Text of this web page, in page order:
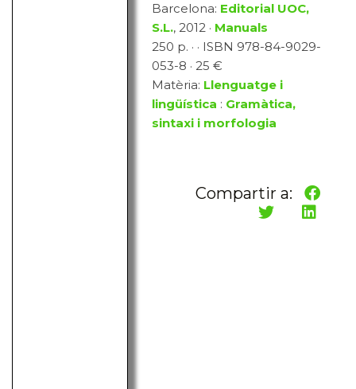
Barcelona: Editorial UOC,
S.L., 2012 · Manuals
250 p. · · ISBN 978-84-9029-
053-8 · 25 €
Matèria: Llenguatge i
lingüística : Gramàtica,
sintaxi i morfologia
Compartir a: